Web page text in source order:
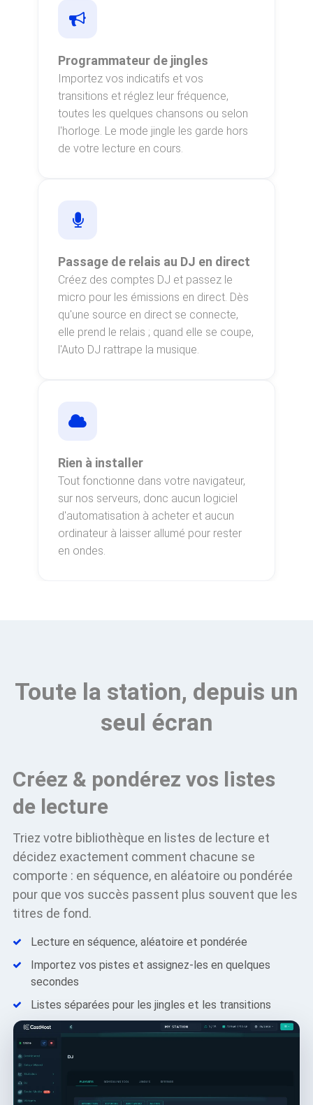
Programmateur de jingles
Importez vos indicatifs et vos
transitions et réglez leur fréquence,
toutes les quelques chansons ou selon
l'horloge. Le mode jingle les garde hors
de votre lecture en cours.
Passage de relais au DJ en direct
Créez des comptes DJ et passez le
micro pour les émissions en direct. Dès
qu'une source en direct se connecte,
elle prend le relais ; quand elle se coupe,
l'Auto DJ rattrape la musique.
Rien à installer
Tout fonctionne dans votre navigateur,
sur nos serveurs, donc aucun logiciel
d'automatisation à acheter et aucun
ordinateur à laisser allumé pour rester
en ondes.
Toute la station, depuis un
seul écran
Créez & pondérez vos listes
de lecture
Triez votre bibliothèque en listes de lecture et
décidez exactement comment chacune se
comporte : en séquence, en aléatoire ou pondérée
pour que vos succès passent plus souvent que les
titres de fond.
Lecture en séquence, aléatoire et pondérée
Importez vos pistes et assignez-les en quelques
secondes
Listes séparées pour les jingles et les transitions